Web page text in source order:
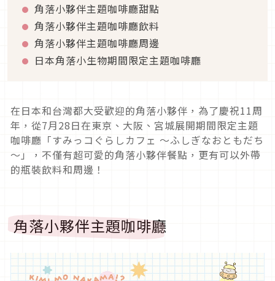
角落小夥伴主題咖啡廳甜點
角落小夥伴主題咖啡廳飲料
角落小夥伴主題咖啡廳周邊
日本角落小生物期間限定主題咖啡廳
在日本和台灣都大受歡迎的角落小夥伴，為了慶祝11周
年，從7月28日在東京、大阪、宮城展開期間限定主題
咖啡廳「すみっコぐらしカフェ ～ふしぎなおともだち
～」，不僅有超可愛的角落小夥伴餐點，更有可以外帶
的瓶裝飲料和周邊！
角落小夥伴主題咖啡廳